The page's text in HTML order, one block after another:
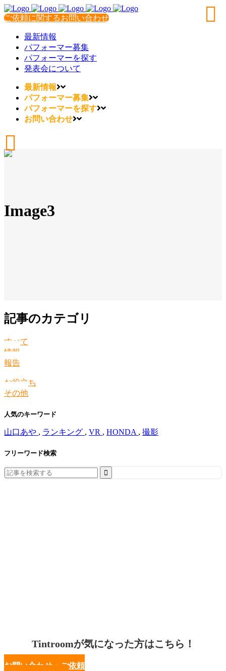
ご依頼に関するお問い合わせ
最新情報
パフォーマー募集
パフォーマーを探す
発表会について
最新情報
パフォーマー募集
パフォーマーを探す
お問い合わせ
Image3
記事のカテゴリ
すべて
情報
報告
お役立ち
その他
人気のキーワード
山口あや , ランキング , VR , HONDA , 撮影
フリーワード検索
Search
for:
Tintroomが気になった方はこちら！
お問い合わせ・ご依頼